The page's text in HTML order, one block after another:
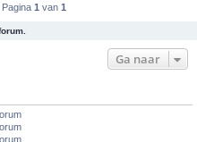
1 van 1
Ga naar